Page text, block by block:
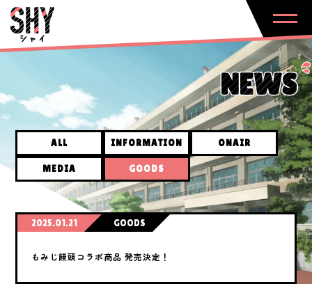
NEWS
ALL INFORMATION ONAIR
MEDIA GOODS
2025.01.21 GOODS
もみじ饅頭コラボ商品 発売決定！